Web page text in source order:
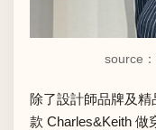
source
除了設計師品牌及
款 Charles&Keith 做